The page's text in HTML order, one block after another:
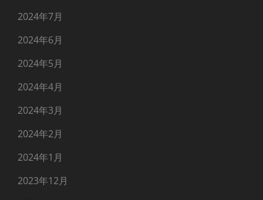
2024年7月
2024年6月
2024年5月
2024年4月
2024年3月
2024年2月
2024年1月
2023年12月